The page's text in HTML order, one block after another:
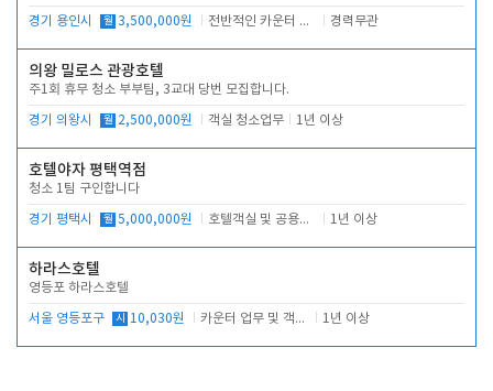
경기 용인시 월 3,500,000원 전반적인 카운터 업무 경력무관
의왕 밀로스 관광호텔
주1회 휴무 청소 부부팀, 3교대 당번 모집합니다.
경기 의왕시 월 2,500,000원 객실 청소업무 1년 이상
호텔야자 평택역점
청소 1팀 구인합니다
경기 평택시 월 5,000,000원 호텔객실 및 공용시설 청소 관리 1년 이상
하라스호텔
영등포 하라스호텔
서울 영등포구 시 10,030원 카운터 업무 및 객실관리(청소상태 확인, 객실판매) 1년 이상